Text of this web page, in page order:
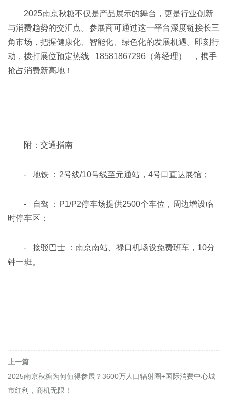
2025南京秋糖不仅是产品展示的舞台，更是行业创新
与消费趋势的交汇点。参展商可通过这一平台深度链接长三
角市场，把握健康化、智能化、绿色化的发展机遇。即刻行
动，拨打展位预定热线 18581867296（蒋经理） ，携手
抢占消费新高地！
附：交通指南
- 地铁 ：2号线/10号线至元通站，4号口直达展馆；
- 自驾 ：P1/P2停车场提供2500个车位，周边增设临
时停车区；
- 接驳巴士 ：南京南站、禄口机场设免费班车，10分
钟一班。
上一篇
2025南京秋糖为何值得参展？3600万人口辐射圈+国际消费中心城
市红利，商机无限！